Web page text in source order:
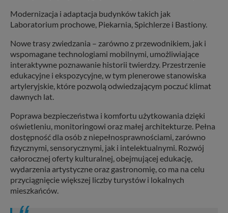
Modernizacja i adaptacja budynków takich jak
Laboratorium prochowe, Piekarnia, Spichlerze i Bastiony.
Nowe trasy zwiedzania – zarówno z przewodnikiem, jak i
wspomagane technologiami mobilnymi, umożliwiające
interaktywne poznawanie historii twierdzy. Przestrzenie
edukacyjne i ekspozycyjne, w tym plenerowe stanowiska
artyleryjskie, które pozwolą odwiedzającym poczuć klimat
dawnych lat.
Poprawa bezpieczeństwa i komfortu użytkowania dzięki
oświetleniu, monitoringowi oraz małej architekturze. Pełna
dostępność dla osób z niepełnosprawnościami, zarówno
fizycznymi, sensorycznymi, jak i intelektualnymi. Rozwój
całorocznej oferty kulturalnej, obejmującej edukację,
wydarzenia artystyczne oraz gastronomię, co ma na celu
przyciągnięcie większej liczby turystów i lokalnych
mieszkańców.